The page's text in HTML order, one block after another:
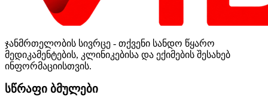
ჯანმრთელობის სივრცე - თქვენი სანდო წყარო
მედიკამენტების, კლინიკებისა და ექიმების შესახებ
ინფორმაციისთვის.
სწრაფი ბმულები